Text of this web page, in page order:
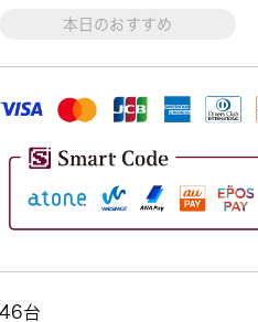
本日のおすすめ
46台